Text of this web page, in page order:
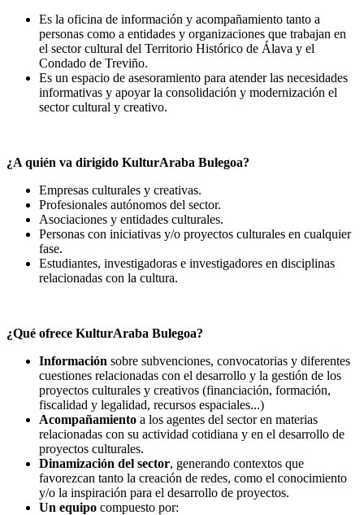
Es la oficina de información y acompañamiento tanto a
personas como a entidades y organizaciones que trabajan en
el sector cultural del Territorio Histórico de Álava y el
Condado de Treviño.
Es un espacio de asesoramiento para atender las necesidades
informativas y apoyar la consolidación y modernización el
sector cultural y creativo.
¿A quién va dirigido KulturAraba Bulegoa?
Empresas culturales y creativas.
Profesionales autónomos del sector.
Asociaciones y entidades culturales.
Personas con iniciativas y/o proyectos culturales en cualquier
fase.
Estudiantes, investigadoras e investigadores en disciplinas
relacionadas con la cultura.
¿Qué ofrece KulturAraba Bulegoa?
Información sobre subvenciones, convocatorias y diferentes
cuestiones relacionadas con el desarrollo y la gestión de los
proyectos culturales y creativos (financiación, formación,
fiscalidad y legalidad, recursos espaciales...)
Acompañamiento a los agentes del sector en materias
relacionadas con su actividad cotidiana y en el desarrollo de
proyectos culturales.
Dinamización del sector, generando contextos que
favorezcan tanto la creación de redes, como el conocimiento
y/o la inspiración para el desarrollo de proyectos.
Un equipo compuesto por: